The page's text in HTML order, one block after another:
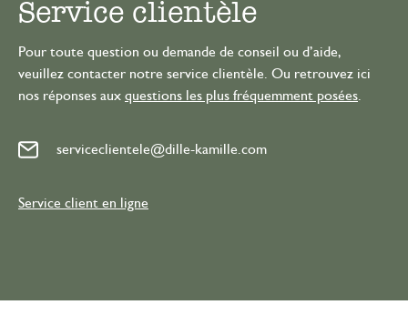
Service clientèle
Pour toute question ou demande de conseil ou d’aide,
veuillez contacter notre service clientèle. Ou retrouvez ici
nos réponses aux questions les plus fréquemment posées
serviceclientele@dille-kamille.com
Service client en ligne